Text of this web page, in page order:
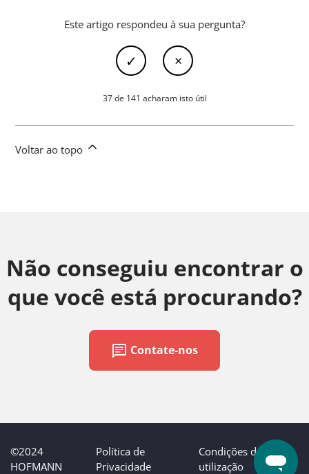
Este artigo respondeu à sua pergunta?
37 de 141 acharam isto útil
Voltar ao topo
Não conseguiu encontrar o
que você está procurando?
chat Contate-nos
©2024
HOFMANN
Política de
Privacidade
Condições de
utilização